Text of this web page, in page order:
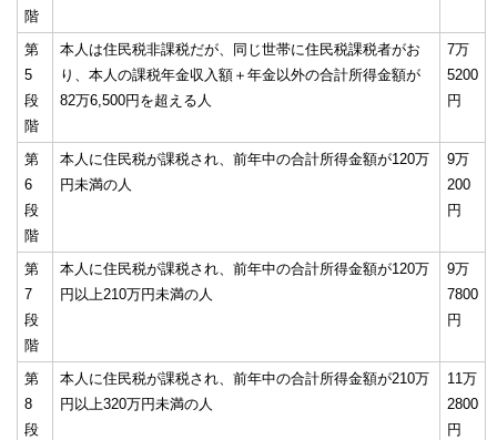
階
第
5
段
階
本人は住民税非課税だが、同じ世帯に住民税課税者がお
り、本人の課税年金収入額＋年金以外の合計所得金額が
82万6,500円を超える人
7万
5200
円
第
6
段
階
本人に住民税が課税され、前年中の合計所得金額が120万
円未満の人
9万
200
円
第
7
段
階
本人に住民税が課税され、前年中の合計所得金額が120万
円以上210万円未満の人
9万
7800
円
第
8
段
本人に住民税が課税され、前年中の合計所得金額が210万
円以上320万円未満の人
11万
2800
円